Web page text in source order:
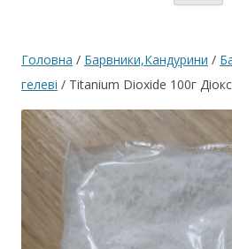
Головна / Барвники,Кандурини /
гелеві / Titanium Dioxide 100г